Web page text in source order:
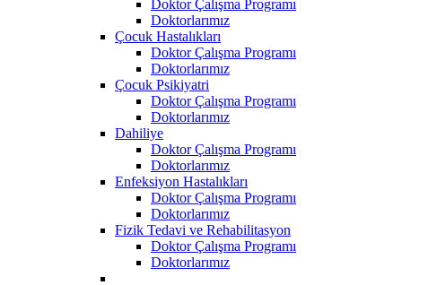
Doktor Çalışma Programı
Doktorlarımız
Çocuk Hastalıkları
Doktor Çalışma Programı
Doktorlarımız
Çocuk Psikiyatri
Doktor Çalışma Programı
Doktorlarımız
Dahiliye
Doktor Çalışma Programı
Doktorlarımız
Enfeksiyon Hastalıkları
Doktor Çalışma Programı
Doktorlarımız
Fizik Tedavi ve Rehabilitasyon
Doktor Çalışma Programı
Doktorlarımız